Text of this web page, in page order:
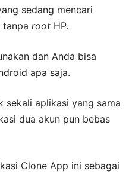
sedang mencari
tanpa root HP.
dan Anda bisa
apa saja.
sekali aplikasi yang sama
dua akun pun bebas
Clone App ini sebagai